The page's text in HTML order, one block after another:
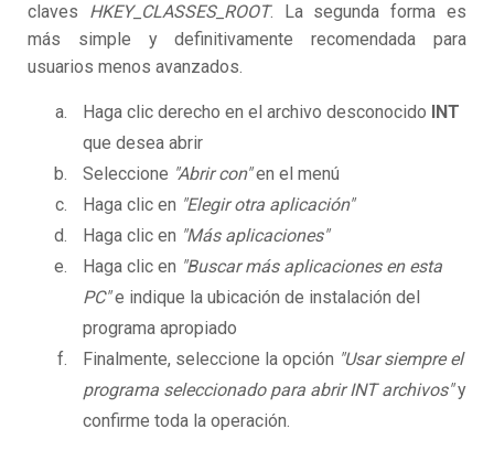
claves HKEY_CLASSES_ROOT. La segunda forma es
más simple y definitivamente recomendada para
usuarios menos avanzados.
Haga clic derecho en el archivo desconocido
INT
que desea abrir
Seleccione "Abrir con"en el menú
Haga clic en "Elegir otra aplicación"
Haga clic en "Más aplicaciones"
Haga clic en "Buscar más aplicaciones en esta
PC"e indique la ubicación de instalación del
programa apropiado
Finalmente, seleccione la opción "Usar siempre el
programa seleccionado para abrir INT archivos"y
confirme toda la operación.